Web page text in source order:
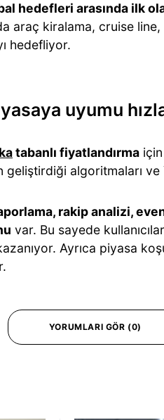
hedefleri arasında ilk
araç kiralama, cruise
hedefliyor.
uyumu
tabanlı fiyatlandırma
algoritmaları ve
rakip analizi,
var. Bu sayede kullanıcılar
Ayrıca piyasa
YORUMLARI GÖR (0)